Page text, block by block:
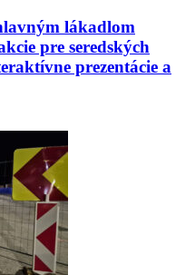
lákadlom
pre seredských
prezentácie a